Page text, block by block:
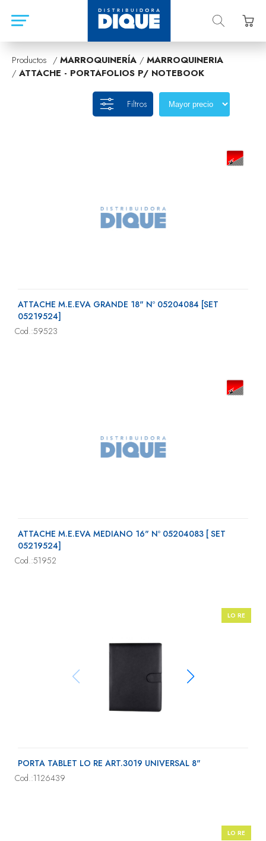
Productos / MARROQUINERÍA / MARROQUINERIA
/ ATTACHE - PORTAFOLIOS P/ NOTEBOOK
Filtros
ATTACHE M.E.EVA GRANDE 18" Nº 05204084 [SET
05219524]
Cod.:59523
ATTACHE M.E.EVA MEDIANO 16" Nº 05204083 [ SET
05219524]
Cod.:51952
LO RE
PORTA TABLET LO RE ART.3019 UNIVERSAL 8"
Cod.:1126439
LO RE